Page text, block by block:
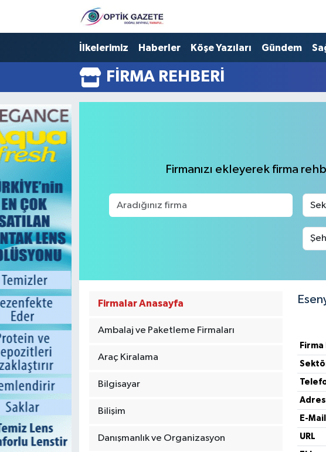
İlkelerimiz Haberler Köşe Yazıları Gündem
FIRMA REHBERI
Firmanızı ekleyerek firma
Firmalar Anasayfa
Ambalaj ve Paketleme Firmaları
Araç Kiralama
Bilgisayar
Bilişim
Danışmanlık ve Organizasyon
Firma
Adres
E-Mail
URL
Nöbetçi Eczaneler
Hava Durumu
İstanbul Namaz Vakitleri
Trafik Durumu
Süper Lig Puan Durumu ve Fikstür
Tüm Manşetler
Son Dakika Haberleri
Haber Arşivi